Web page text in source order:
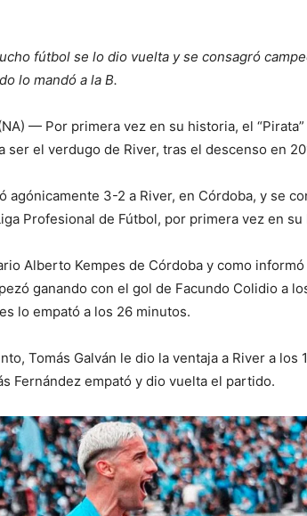
fútbol se lo dio vuelta y se consagró
lo mandó a la B.
(NA) — Por primera vez en su historia, el
ser el verdugo de River, tras el descenso en
agónicamente 3-2 a River, en Córdoba, y se
Profesional de Fútbol, por primera vez en su
Alberto Kempes de Córdoba y como
ganando con el gol de Facundo Colidio a
lo empató a los 26 minutos.
Tomás Galván le dio la ventaja a River a
Fernández empató y dio vuelta el partido.